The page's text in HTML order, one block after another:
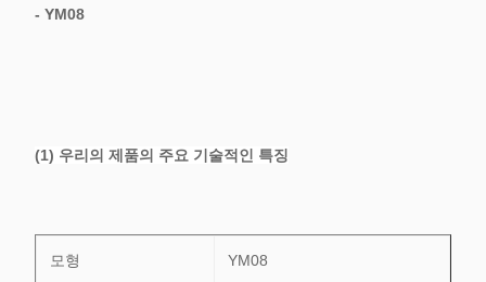
- YM08
(1) 우리의 제품의 주요 기술적인 특징
모형 YM08